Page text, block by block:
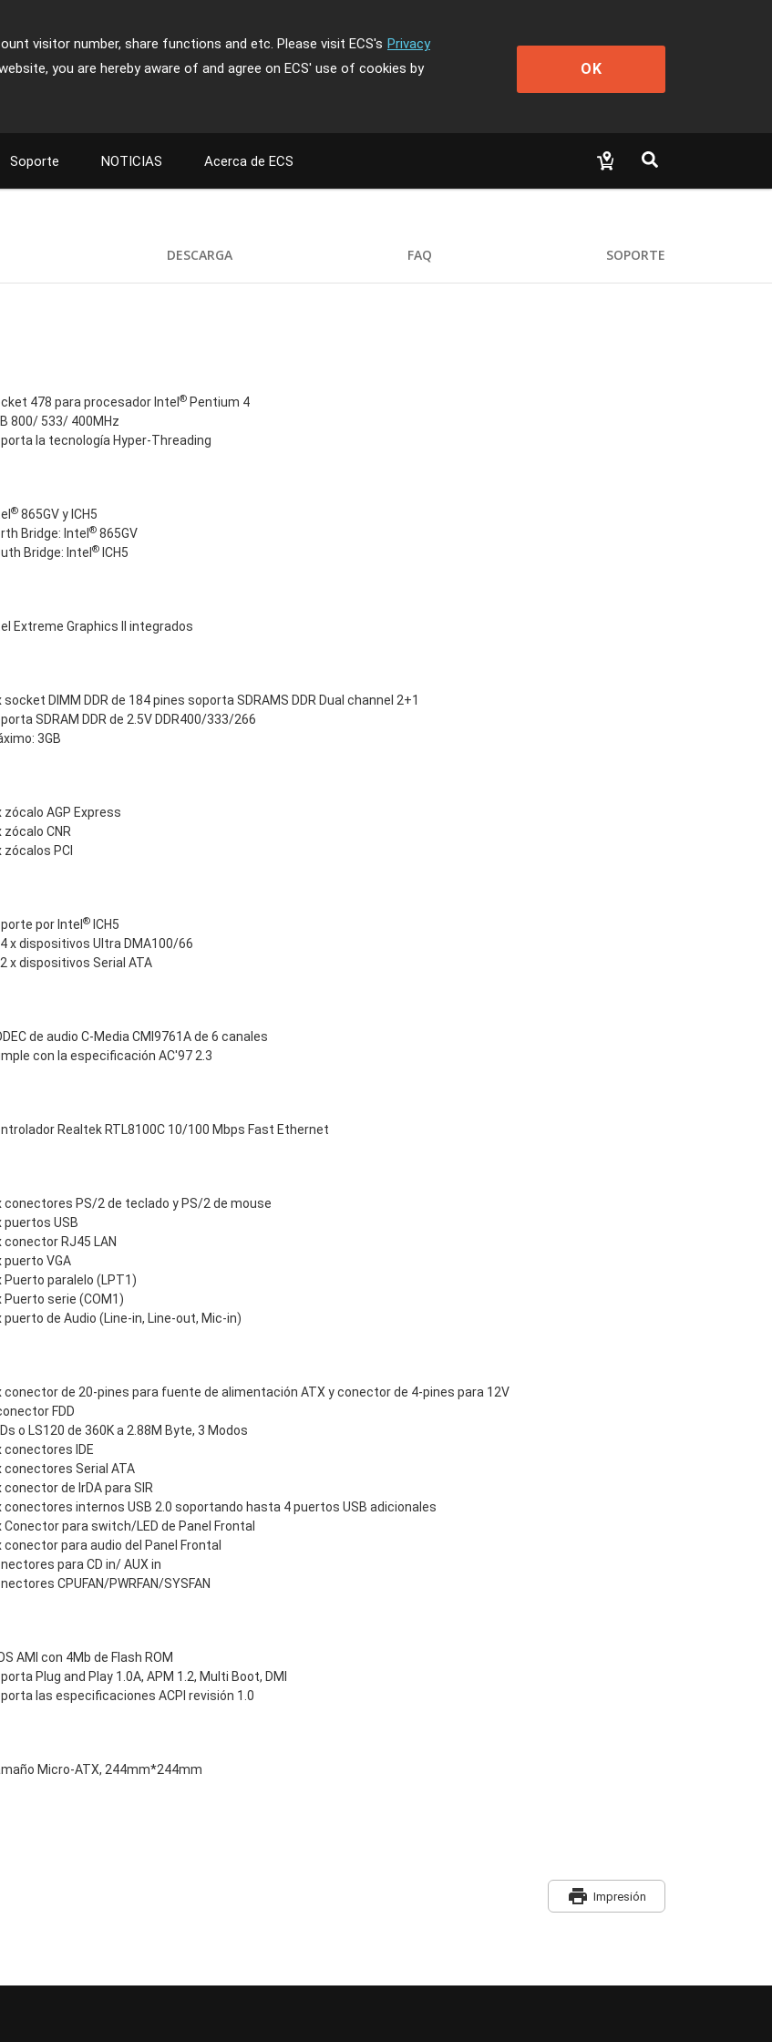
visitor number, share functions and etc. Please visit ECS's Privacy
you are hereby aware of and agree on ECS' use of cookies by
OK
Soporte NOTICIAS Acerca de ECS
DESCARGA FAQ SOPORTE
478 para procesador Intel ® Pentium 4
800/ 533/ 400MHz
la tecnología Hyper-Threading
® 865GV y ICH5
Bridge: Intel ® 865GV
Bridge: Intel ® ICH5
Extreme Graphics II integrados
socket DIMM DDR de 184 pines soporta SDRAMS DDR Dual channel 2+1
SDRAM DDR de 2.5V DDR400/333/266
3GB
zócalo AGP Express
zócalo CNR
zócalos PCI
por Intel ® ICH5
4 x dispositivos Ultra DMA100/66
2 x dispositivos Serial ATA
de audio C-Media CMI9761A de 6 canales
con la especificación AC'97 2.3
Realtek RTL8100C 10/100 Mbps Fast Ethernet
conectores PS/2 de teclado y PS/2 de mouse
puertos USB
conector RJ45 LAN
puerto VGA
Puerto paralelo (LPT1)
Puerto serie (COM1)
puerto de Audio (Line-in, Line-out, Mic-in)
conector de 20-pines para fuente de alimentación ATX y conector de 4-pines para 12V
FDD
o LS120 de 360K a 2.88M Byte, 3 Modos
conectores IDE
conectores Serial ATA
conector de IrDA para SIR
conectores internos USB 2.0 soportando hasta 4 puertos USB adicionales
Conector para switch/LED de Panel Frontal
conector para audio del Panel Frontal
para CD in/ AUX in
CPUFAN/PWRFAN/SYSFAN
AMI con 4Mb de Flash ROM
Plug and Play 1.0A, APM 1.2, Multi Boot, DMI
las especificaciones ACPI revisión 1.0
Micro-ATX, 244mm*244mm
print Impresión